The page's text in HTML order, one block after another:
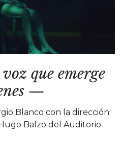
que emerge
—
Blanco con la dirección
Balzo del Auditorio